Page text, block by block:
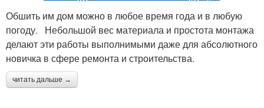
Обшить им дом можно в любое время года и в любую
погоду. Небольшой вес материала и простота монтажа
делают эти работы выполнимыми даже для абсолютного
новичка в сфере ремонта и строительства.
читать дальше →